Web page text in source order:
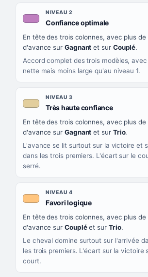
NIVEAU 2
Confiance optimale, couleur
En tête des trois colonnes, avec plus de
d'avance sur Gagnant et sur Couplé.
Accord complet des trois modèles,
nette mais moins large qu'au niveau 1.
NIVEAU 3
Très haute confiance, couleur
En tête des trois colonnes, avec plus de
d'avance sur Gagnant et sur Trio.
L'avance se lit surtout sur la victoire et
dans les trois premiers. L'écart sur le
serré.
NIVEAU 4
Favori logique, couleur orange
En tête des trois colonnes, avec plus de
d'avance sur Coupléet sur Trio.
Le cheval domine surtout sur l'arrivée
les trois premiers. L'écart sur la victoire
court.